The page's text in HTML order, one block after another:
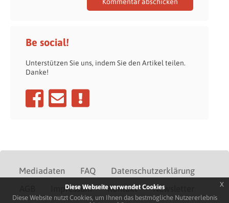
Be social!
Unterstützen Sie uns, indem Sie den Artikel teilen.
Danke!
Mediadaten FAQ
Datenschutzerklärung
Impressum Kontakt Newsletter
Diese Webseite verwendet Cookies
Diese Website nutzt Cookies, um Ihnen das bestmögliche Nutzererlebnis
x